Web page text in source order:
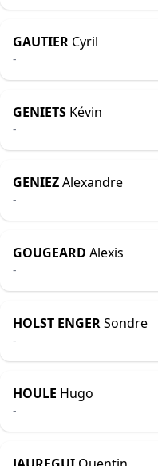
GAUTIER Cyril
-
GENIETS Kévin
-
GENIEZAlexandre
-
GOUGEARD Alexis
-
HOLST ENGERSondre
-
HOULE Hugo
-